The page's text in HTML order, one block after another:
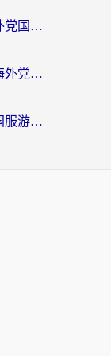
印度尼西亚怎么玩我的勇者？海外党国服游戏加速避坑指南（附实况五行师解决方案）
瑞典怎么玩奥比岛：梦想国度？海外党亲测有效的国服游戏加速全攻略
意大利怎么玩神雕侠侣？海外党国服游戏加速终极指南（附欧洲玩王者王国保卫战4不卡技巧）